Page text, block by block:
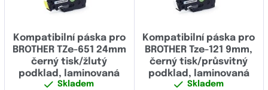
Kompatibilní páska pro
BROTHER TZe-651 24mm
černý tisk/žlutý
podklad, laminovaná
Skladem
Kompatibilní páska pro
BROTHER Tze-121 9mm,
černý tisk/průsvitný
podklad, laminovaná
Skladem